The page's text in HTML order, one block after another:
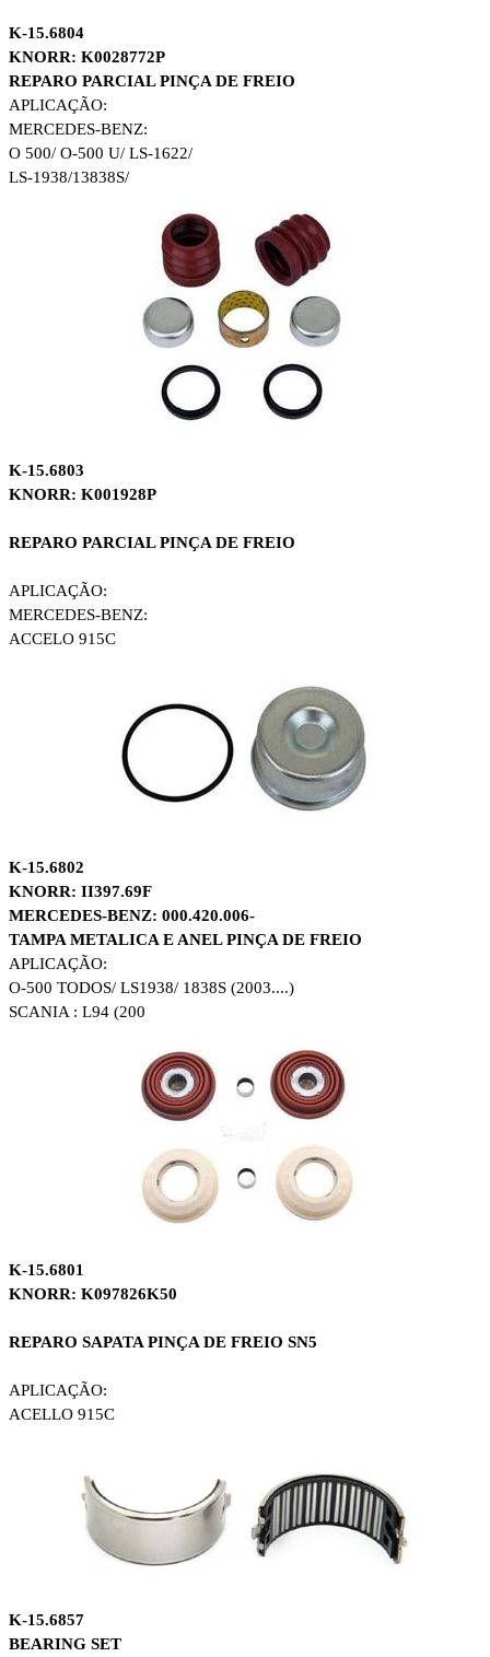
K-15.6804
KNORR: K0028772P
REPARO PARCIAL PINÇA DE FREIO
APLICAÇÃO:
MERCEDES-BENZ:
O 500/ O-500 U/ LS-1622/
LS-1938/13838S/
K-15.6803
KNORR: K001928P
REPARO PARCIAL PINÇA DE FREIO
APLICAÇÃO:
MERCEDES-BENZ:
ACCELO 915C
K-15.6802
KNORR: II397.69F
MERCEDES-BENZ: 000.420.006-
TAMPA METALICA E ANEL PINÇA DE FREIO
APLICAÇÃO:
O-500 TODOS/ LS1938/ 1838S (2003....)
SCANIA : L94 (200
K-15.6801
KNORR: K097826K50
REPARO SAPATA PINÇA DE FREIO SN5
APLICAÇÃO:
ACELLO 915C
K-15.6857
BEARING SET